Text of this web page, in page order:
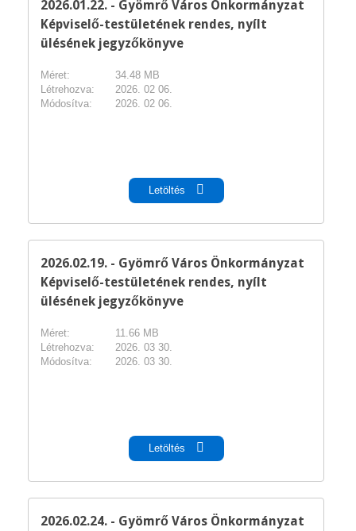
2026.01.22. - Gyömrő Város Önkormányzat
Képviselő-testületének rendes, nyílt
ülésének jegyzőkönyve
Méret:
34.48 MB
Létrehozva:
2026. 02 06.
Módosítva:
2026. 02 06.
Letöltés
2026.02.19. - Gyömrő Város Önkormányzat
Képviselő-testületének rendes, nyílt
ülésének jegyzőkönyve
Méret:
11.66 MB
Létrehozva:
2026. 03 30.
Módosítva:
2026. 03 30.
Letöltés
2026.02.24. - Gyömrő Város Önkormányzat